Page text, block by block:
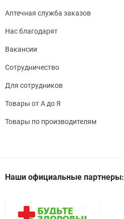
Аптечная служба заказов
Нас благодарят
Вакансии
Сотрудничество
Для сотрудников
Товары от А до Я
Товары по производителям
Наши официальные партнеры: